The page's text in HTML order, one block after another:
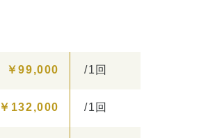
￥99,000 /1回
￥132,000 /1回